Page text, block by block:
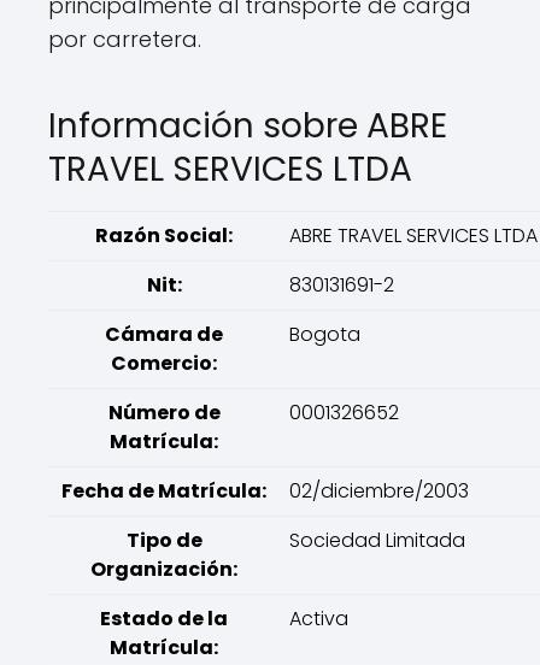
por carretera.
Información sobre ABRE
TRAVEL SERVICES LTDA
Razón Social:
ABRE TRAVEL SERVICES LTDA
Nit:
830131691-2
Cámara de
Comercio:
Bogota
Número de
Matrícula:
0001326652
Fecha de Matrícula:
02/diciembre/2003
Tipo de
Organización:
Sociedad Limitada
Estado de la
Matrícula:
Activa